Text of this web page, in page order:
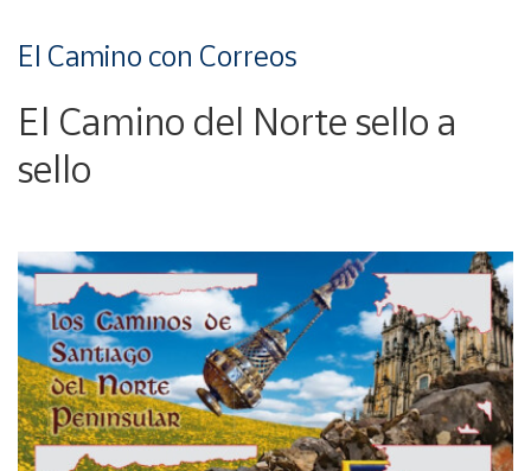
El Camino con Correos
El Camino del Norte sello a
sello